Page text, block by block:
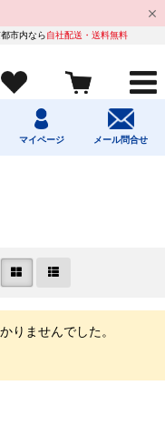
市内なら自社配送・送料無料
マイページ メール問合せ
りませんでした。